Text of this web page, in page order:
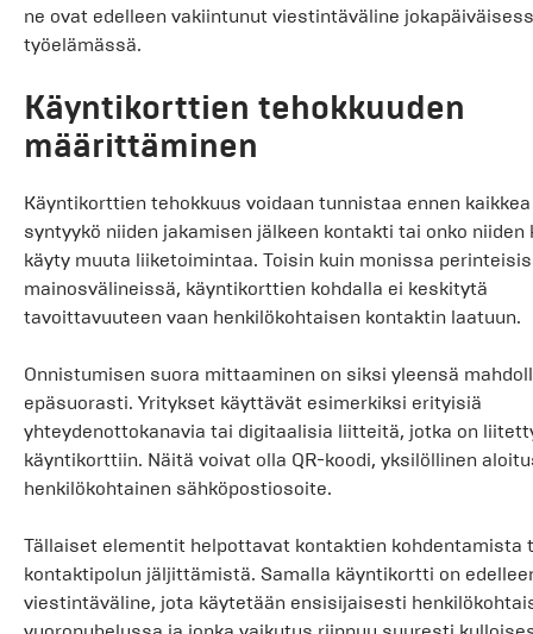
ne ovat edelleen vakiintunut viestintäväline
työelämässä.
Käyntikorttien tehokkuuden
määrittäminen
Käyntikorttien tehokkuus voidaan tunnistaa ennen
syntyykö niiden jakamisen jälkeen kontakti tai onko niiden
käyty muuta liiketoimintaa. Toisin kuin monissa
mainosvälineissä, käyntikorttien kohdalla ei keskitytä
tavoittavuuteen vaan henkilökohtaisen kontaktin laatuun.
Onnistumisen suora mittaaminen on siksi yleensä
epäsuorasti. Yritykset käyttävät esimerkiksi erityisiä
yhteydenottokanavia tai digitaalisia liitteitä, jotka on
käyntikorttiin. Näitä voivat olla QR-koodi, yksilöllinen
henkilökohtainen sähköpostiosoite.
Tällaiset elementit helpottavat kontaktien kohdentamista
kontaktipolun jäljittämistä. Samalla käyntikortti on
viestintäväline, jota käytetään ensisijaisesti